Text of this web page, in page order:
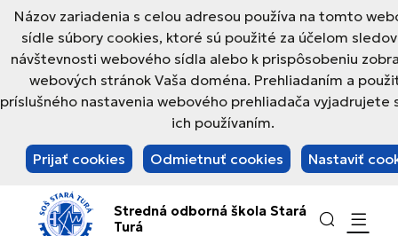
Názov zariadenia s celou adresou používa na tomto
sídle súbory cookies, ktoré sú použité za účelom
návštevnosti webového sídla alebo k prispôsobeniu
webových stránok Vaša doména. Prehliadaním a
príslušného nastavenia webového prehliadača vyjadrujete
ich používaním.
Prijať cookies Odmietnuť cookies Nastaviť
Stredná odborná škola Stará
Turá